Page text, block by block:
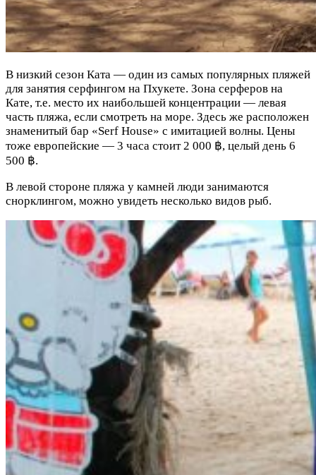
В низкий сезон Ката — один из самых популярных пляжей
для занятия серфингом на Пхукете. Зона серферов на
Кате, т.е. место их наибольшей концентрации — левая
часть пляжа, если смотреть на море. Здесь же расположен
знаменитый бар «Serf House» с имитацией волны. Цены
тоже европейские — 3 часа стоит 2 000 ฿, целый день 6
500 ฿.
В левой стороне пляжа у камней люди занимаются
снорклингом, можно увидеть несколько видов рыб.